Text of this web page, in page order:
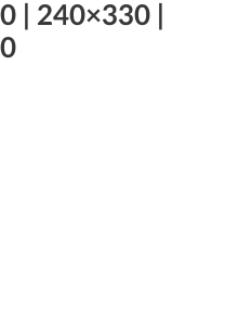
| 240×330 |